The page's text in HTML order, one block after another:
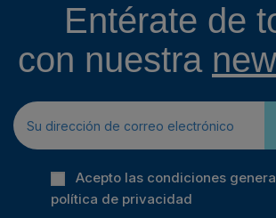
Entérate de
con nuestra
Acepto las condiciones
política de privacidad